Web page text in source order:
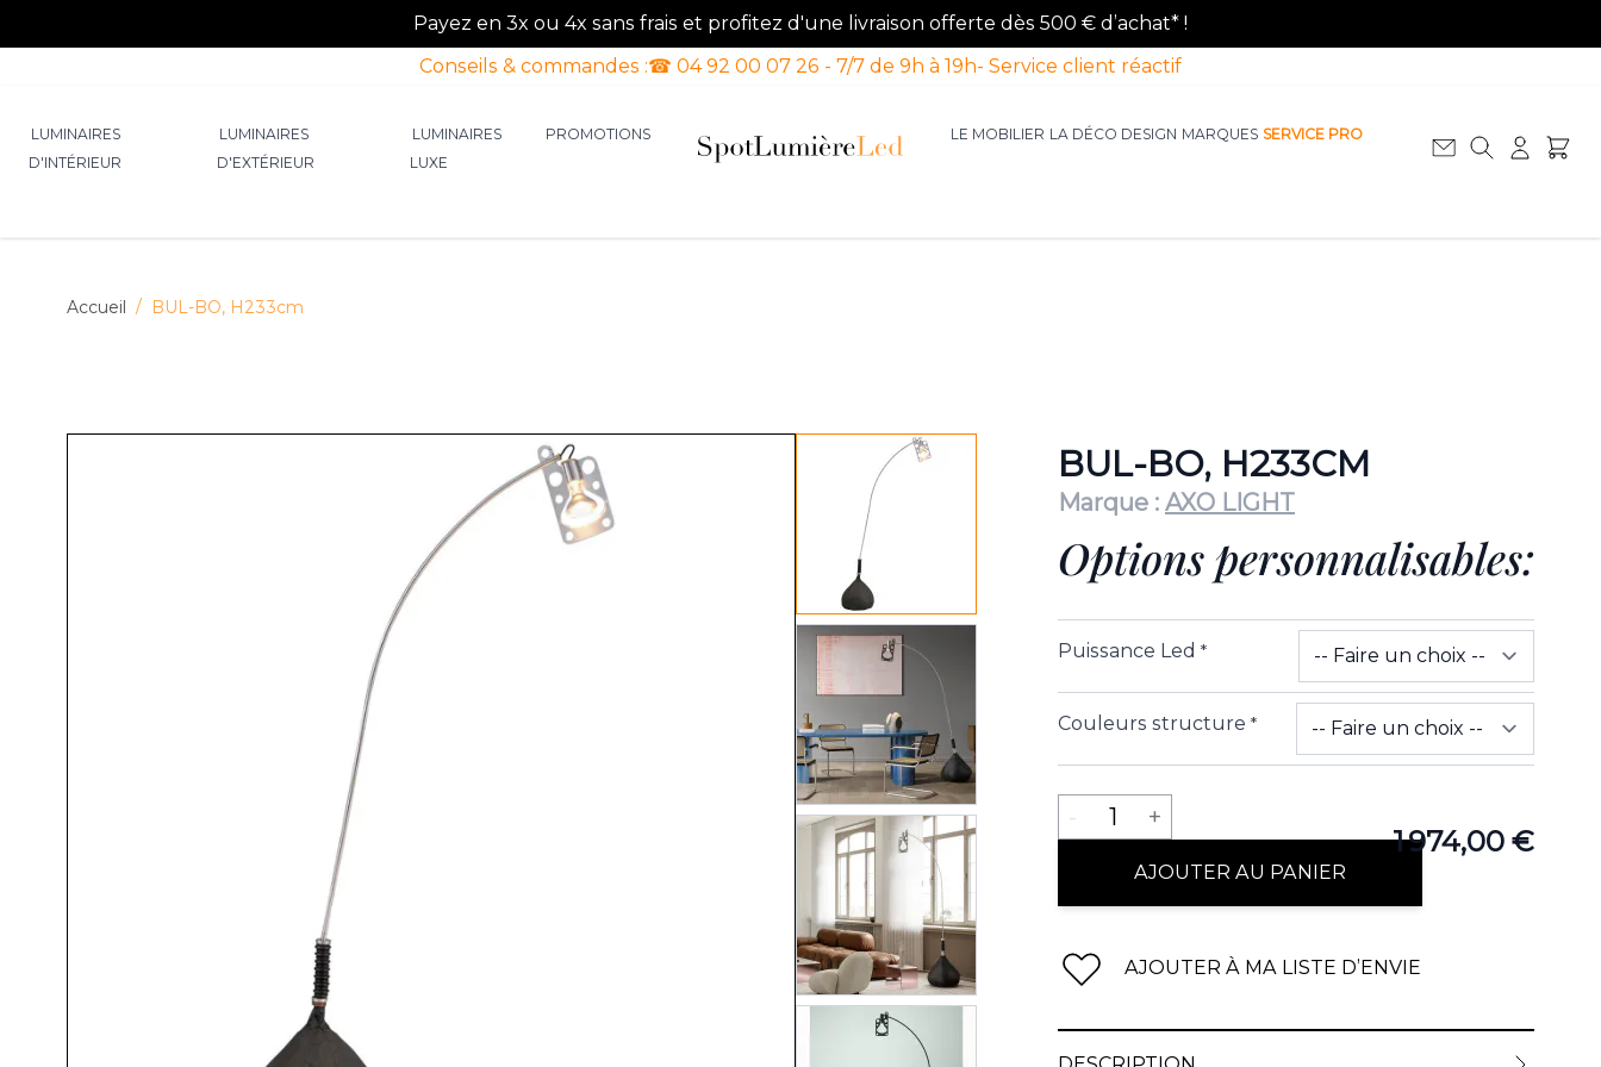
Payez en 3x ou 4x sans frais et profitez d'une livraison offerte dès 500 € d’achat* !
Conseils & commandes :☎ 04 92 00 07 26 - 7/7 de 9h à 19h- Service client réactif
LUMINAIRES
D'INTÉRIEUR
LUMINAIRES
D'EXTÉRIEUR
LUMINAIRES
LUXE
PROMOTIONS LE MOBILIER LA DÉCO DESIGN MARQUES SERVICE PRO
Accueil / BUL-BO, H233cm
View larger image
View larger image
View larger image
View larger image
BUL-BO, H233CM
Marque : AXO LIGHT
Options personnalisables:
Puissance Led *
Couleurs structure *
1 974,00 €
Quantité
- 1 +
AJOUTER AU PANIER
AJOUTER À MA LISTE D’ENVIE